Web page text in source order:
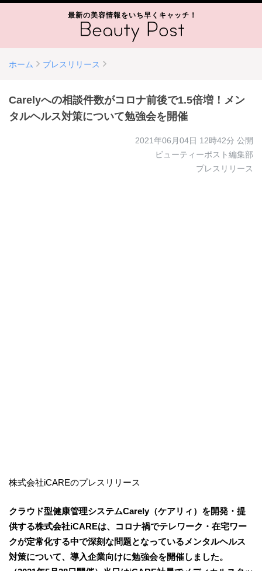
最新の美容情報をいち早くキャッチ！
ホーム プレスリリース
Carelyへの相談件数がコロナ前後で1.5倍増！メン
タルヘルス対策について勉強会を開催
2021年06月04日 12時42分 公開
ビューティーポスト編集部
プレスリリース
株式会社iCAREのプレスリリース
クラウド型健康管理システムCarely（ケアリィ）を開発・提
供する株式会社iCAREは、コロナ禍でテレワーク・在宅ワー
クが定常化する中で深刻な問題となっているメンタルヘルス
対策について、導入企業向けに勉強会を開催しました。